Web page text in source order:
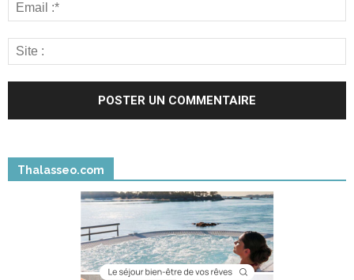
Thalasseo.com